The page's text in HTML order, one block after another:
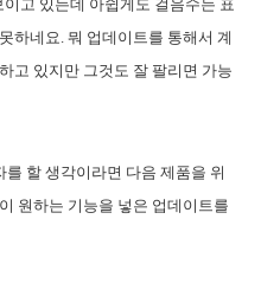
고 있는데 아쉽게도 걸음수는 표
하네요. 뭐 업데이트를 통해서 계
고 있지만 그것도 잘 팔리면 가능
할 생각이라면 다음 제품을 위
원하는 기능을 넣은 업데이트를